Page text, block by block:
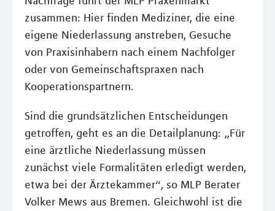
zusammen: Hier finden Mediziner, die eine
eigene Niederlassung anstreben, Gesuche
von Praxisinhabern nach einem Nachfolger
oder von Gemeinschaftspraxen nach
Kooperationspartnern.
Sind die grundsätzlichen Entscheidungen
getroffen, geht es an die Detailplanung: „Für
eine ärztliche Niederlassung müssen
zunächst viele Formalitäten erledigt werden,
etwa bei der Ärztekammer“, so MLP Berater
Volker Mews aus Bremen. Gleichwohl ist die